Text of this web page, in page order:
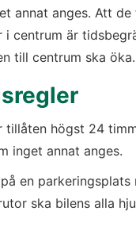
annat anges. Att de
i centrum är
till centrum ska öka.
tillåten högst 24
inget annat anges.
en parkeringsplats
ska bilens alla